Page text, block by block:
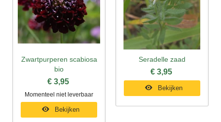
Zwartpurperen scabiosa
bio
€ 3,95
Momenteel niet leverbaar
Bekijken
Seradelle zaad
€ 3,95
Bekijken